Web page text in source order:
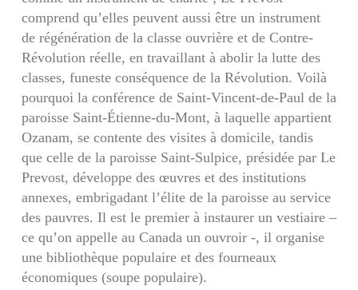
comprend qu’elles peuvent aussi être un instrument
de régénération de la classe ouvrière et de Contre-
Révolution réelle, en travaillant à abolir la lutte des
classes, funeste conséquence de la Révolution. Voilà
pourquoi la conférence de Saint-Vincent-de-Paul de la
paroisse Saint-Étienne-du-Mont, à laquelle appartient
Ozanam, se contente des visites à domicile, tandis
que celle de la paroisse Saint-Sulpice, présidée par Le
Prevost, développe des œuvres et des institutions
annexes, embrigadant l’élite de la paroisse au service
des pauvres. Il est le premier à instaurer un vestiaire –
ce qu’on appelle au Canada un ouvroir -, il organise
une bibliothèque populaire et des fourneaux
économiques (soupe populaire).